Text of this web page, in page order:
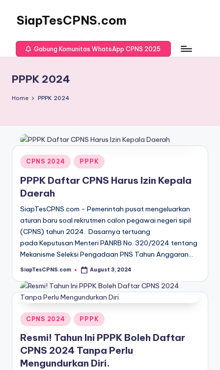
SiapTesCPNS.com
Gabung Komunitas WhatsApp CPNS 2025
PPPK 2024
Home PPPK 2024
Posted
in
CPNS 2024 PPPK
PPPK Daftar CPNS Harus Izin Kepala
Daerah
SiapTesCPNS.com - Pemerintah pusat mengeluarkan
aturan baru soal rekrutmen calon pegawai negeri sipil
(CPNS) tahun 2024. Dasarnya tertuang
pada Keputusan Menteri PANRB No. 320/2024 tentang
Mekanisme Seleksi Pengadaan PNS Tahun Anggaran…
Posted
SiapTesCPNS.com August 3, 2024
Posted
in
CPNS 2024 PPPK
Resmi! Tahun Ini PPPK Boleh Daftar
CPNS 2024 Tanpa Perlu
Mengundurkan Diri.